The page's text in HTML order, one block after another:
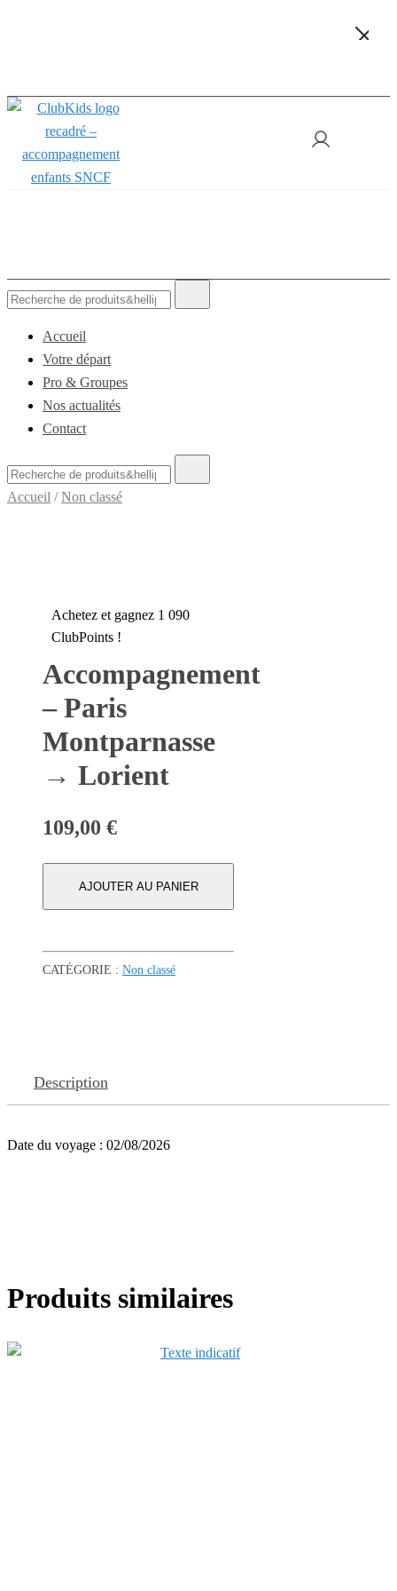
Recherche
de
Accueil
Votre départ
Pro & Groupes
Nos actualités
Contact
Recherche
de
Accueil /Non classé
Achetez et gagnez 1 090
ClubPoints !
Accompagnement
– Paris
Montparnasse
→ Lorient
109,00 €
AJOUTER AU PANIER
CATÉGORIE : Non classé
Description
Date du voyage : 02/08/2026
Produits similaires